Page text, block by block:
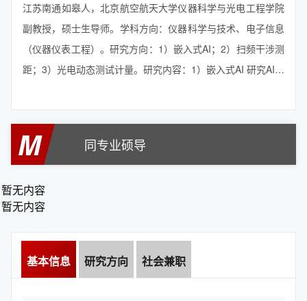
江苏南通如皋人，北京航空航天大学仪器科学与光电工程学院
副教授，硕士生导师。学科方向：仪器科学与技术、电子信息
（仪器仪表工程）。研究方向：1）嵌入式AI；2）扫频干涉测
距；3）光电动态测试计量。研究内容：1）嵌入式AI 研究AI模
FPGA的AI推理加速优化等。面向AI终端应用需求，定制开发
轻量化、低延迟、高能效的...
M 同专业硕导
暂无内容
暂无内容
基本信息 研究方向 社会兼职